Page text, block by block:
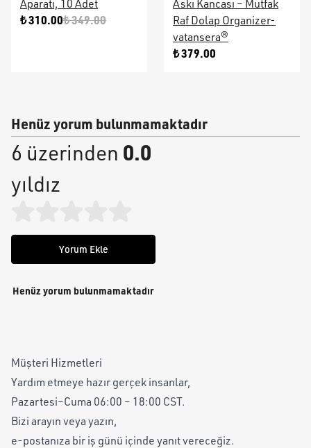
Aparatı, 10 Adet
₺ 310.00₺ 349.00
Askı Kancası – Mutfak
Raf Dolap Organizer-
vatansera®
₺ 379.00
Henüz yorum bulunmamaktadır
6 üzerinden 0.0
yıldız
Yorum Ekle
Henüz yorum bulunmamaktadır
Müşteri Hizmetleri
Yardım etmeye hazır gerçek insanlar,
Pazartesi–Cuma 06:00 – 18:00 CST.
Bizi arayın veya yazın,
e-postanıza bir iş günü içinde yanıt vereceğiz.